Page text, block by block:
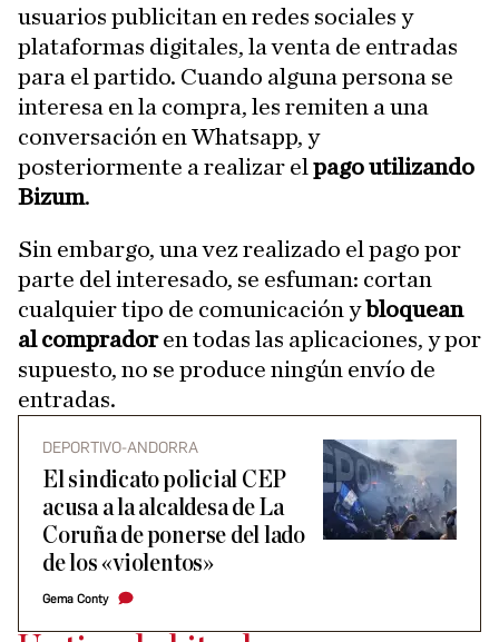
usuarios publicitan en redes sociales y
plataformas digitales, la venta de entradas
para el partido. Cuando alguna persona se
interesa en la compra, les remiten a una
conversación en Whatsapp, y
posteriormente a realizar el pago utilizando
Bizum.
Sin embargo, una vez realizado el pago por
parte del interesado, se esfuman: cortan
cualquier tipo de comunicación ybloquean
al compradoren todas las aplicaciones, y por
supuesto, no se produce ningún envío de
entradas.
DEPORTIVO-ANDORRA
El sindicato policial CEP
acusa a la alcaldesa de La
Coruña de ponerse del lado
de los «violentos»
Gema Conty